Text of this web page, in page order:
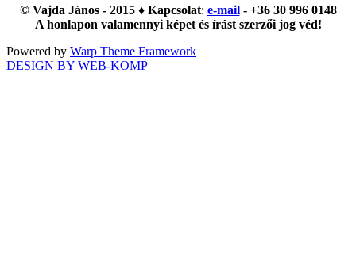
© Vajda János - 2015 ♦ Kapcsolat: e-mail- +36 30 996 0148
A honlapon valamennyi képet és írást szerzői jog véd!
Powered by Warp Theme Framework
DESIGN BY WEB-KOMP